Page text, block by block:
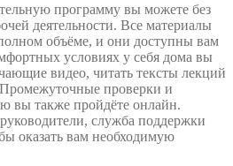
программу вы можете без
деятельности. Все материалы
объёме, и они доступны вам
условиях у себя дома вы
видео, читать тексты лекций
проверки и
вы также пройдёте онлайн.
служба поддержки
оказать вам необходимую